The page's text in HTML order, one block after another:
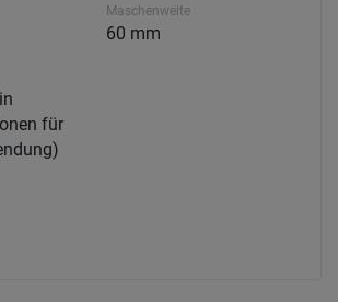
Maschenweite
60 mm
für